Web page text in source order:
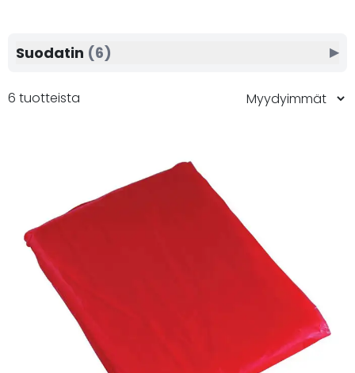
6 tuotteista
Suodatin (6) ▶